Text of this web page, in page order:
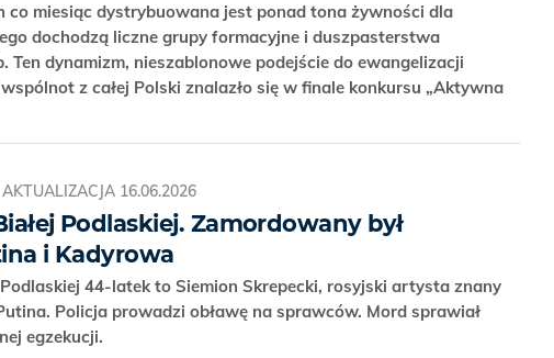
co miesiąc dystrybuowana jest ponad tona żywności dla
dochodzą liczne grupy formacyjne i duszpasterstwa
Ten dynamizm, nieszablonowe podejście do ewangelizacji
z całej Polski znalazło się w finale konkursu „Aktywna
AKTUALIZACJA 16.06.2026
Podlaskiej. Zamordowany był
i Kadyrowa
44-latek to Siemion Skrepecki, rosyjski artysta znany
Policja prowadzi obławę na sprawców. Mord sprawiał
egzekucji.